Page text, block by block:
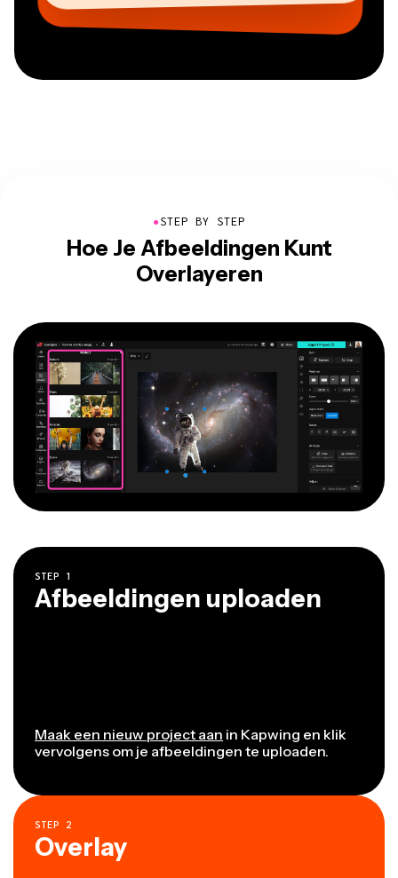
●STEP BY STEP
Hoe Je Afbeeldingen Kunt
Overlayeren
STEP 1
Afbeeldingen uploaden
Maak een nieuw project aan in Kapwing en klik
vervolgens om je afbeeldingen te uploaden.
STEP 2
Overlay